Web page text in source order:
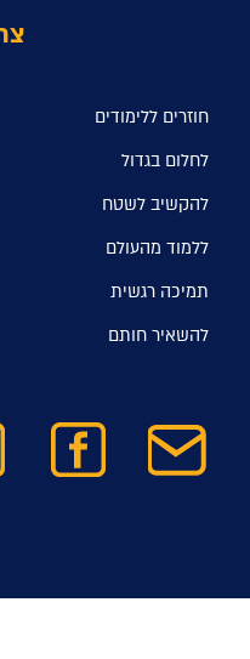
חוזרים ללימודים
לחלום בגדול
להקשיב לשטח
ללמוד מהעולם
תמיכה רגשית
להשאיר חותם